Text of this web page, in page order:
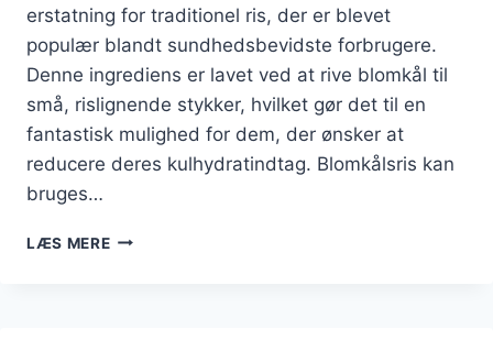
erstatning for traditionel ris, der er blevet
populær blandt sundhedsbevidste forbrugere.
Denne ingrediens er lavet ved at rive blomkål til
små, rislignende stykker, hvilket gør det til en
fantastisk mulighed for dem, der ønsker at
reducere deres kulhydratindtag. Blomkålsris kan
bruges…
LÆS MEREBLOMKÅLSRIS